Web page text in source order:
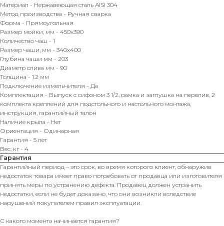
Материал - Нержавеющая сталь AISI 304
Метод производства - Ручная сварка
Форма - Прямоугольная
Размер мойки, мм - 450х390
Количество чаш - 1
Размер чаши, мм - 340х400
Глубина чаши мм - 203
Диаметр слива мм - 90
Толщина - 1.2 мм
Подключение измельчителя - Да
Комплектация - Выпуск с сифоном 3 1/2, рамка и заглушка на перелив, 2
комплекта креплений для подстольного и настольного монтажа,
инструкция, гарантийный талон
Наличие крыла - Нет
Ориентация - Одинарная
Гарантия - 5 лет
Вес, кг - 4
Гарантия
Гарантийный период – это срок, во время которого клиент, обнаружив
недостаток товара имеет право потребовать от продавца или изготовителя
принять меры по устранению дефекта. Продавец должен устранить
недостатки, если не будет доказано, что они возникли вследствие
нарушений покупателем правил эксплуатации.
С какого момента начинается гарантия?